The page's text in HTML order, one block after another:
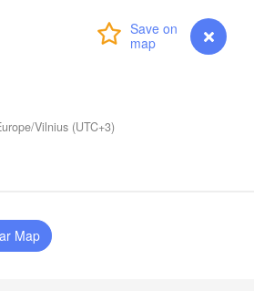
myVentusky Forecast
Vilnius (UTC+3)
Map
(Cherepovets)
(Vologda)